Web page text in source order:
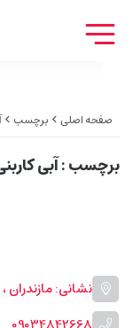
صفحه اصلی برچسب
برچسب: آبی
نشانی: مازندران ،